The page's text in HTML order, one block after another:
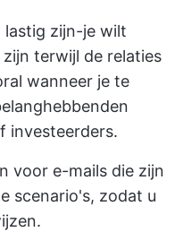
lastig zijn-je wilt
terwijl de relaties
wanneer je te
investeerders.
voor e-mails die zijn
scenario's, zodat u